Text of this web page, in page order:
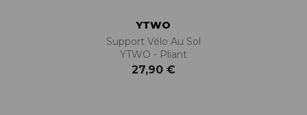
YTWO
Support Vélo Au Sol
YTWO - Pliant
27,90 €